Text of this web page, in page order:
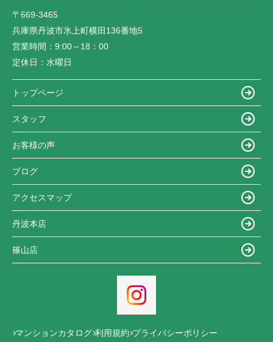
〒669-3465
兵庫県丹波市氷上町横田136番地5
営業時間： 9:00～18：00
定休日： 水曜日
トップページ
スタッフ
お客様の声
ブログ
アクセスマップ
丹波本店
篠山店
マンションカタログ 利用規約 プライバシーポリシー